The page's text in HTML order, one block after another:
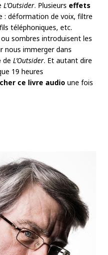
L’Outsider. Plusieurs effets
: déformation de voix, filtre
téléphoniques, etc.
sombres introduisent les
immerger dans
de L’Outsider. Et autant dire
19 heures
ce livre audio une fois